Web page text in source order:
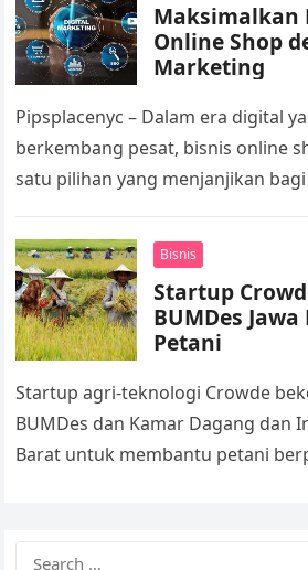
Maksimalkan
Online Shop
Marketing
Pipsplacenyc – Dalam era digital
berkembang pesat, bisnis online
satu pilihan yang menjanjikan
Bisnis
Startup
BUMDes
Petani
Startup agri-teknologi Crowde
BUMDes dan Kamar Dagang dan
Barat untuk membantu petani